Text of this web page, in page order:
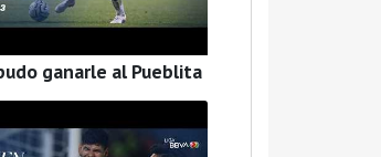
ganarle al Pueblita